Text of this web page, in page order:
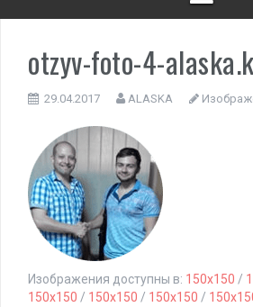
otzyv-foto-4-
29.04.2017 ALASKA
Изображения доступны в: 150x150 /
150x150 / 150x150 / 150x150 /